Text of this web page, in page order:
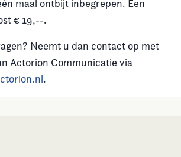
maal ontbijt inbegrepen. Een
€ 19,--.
Neemt u dan contact op met
Actorion Communicatie via
.